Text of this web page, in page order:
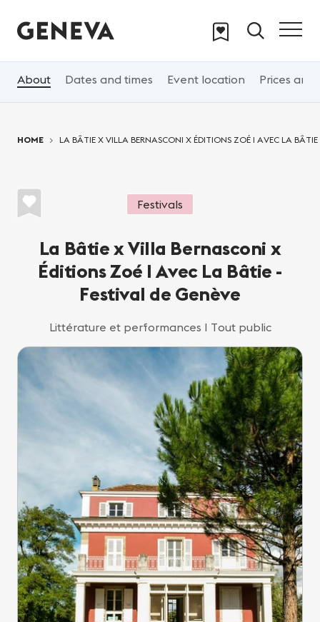
About Dates and times Event location Prices and
HOME LA BÂTIE X VILLA BERNASCONI X ÉDITIONS ZOÉ I AVEC LA BÂTIE
Festivals
La Bâtie x Villa Bernasconi x
Éditions Zoé I Avec La Bâtie -
Festival de Genève
Littérature et performances I Tout public